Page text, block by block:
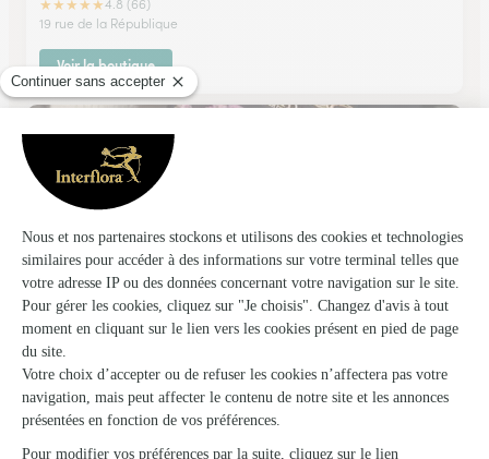
★★★★★4.8 (66)
19 rue de la République
Voir la boutique
Au Coin Fleuri
Neuvic (Dordogne)
★★
15, place Eugène Leroy
Voir la boutique